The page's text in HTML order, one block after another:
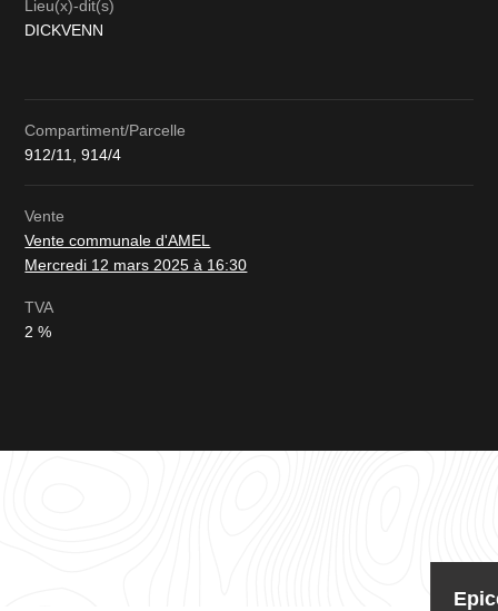
Lieu(x)-dit(s)
DICKVENN
Compartiment/Parcelle
912/11, 914/4
Vente
Vente communale d'AMEL
Mercredi 12 mars 2025 à 16:30
TVA
2 %